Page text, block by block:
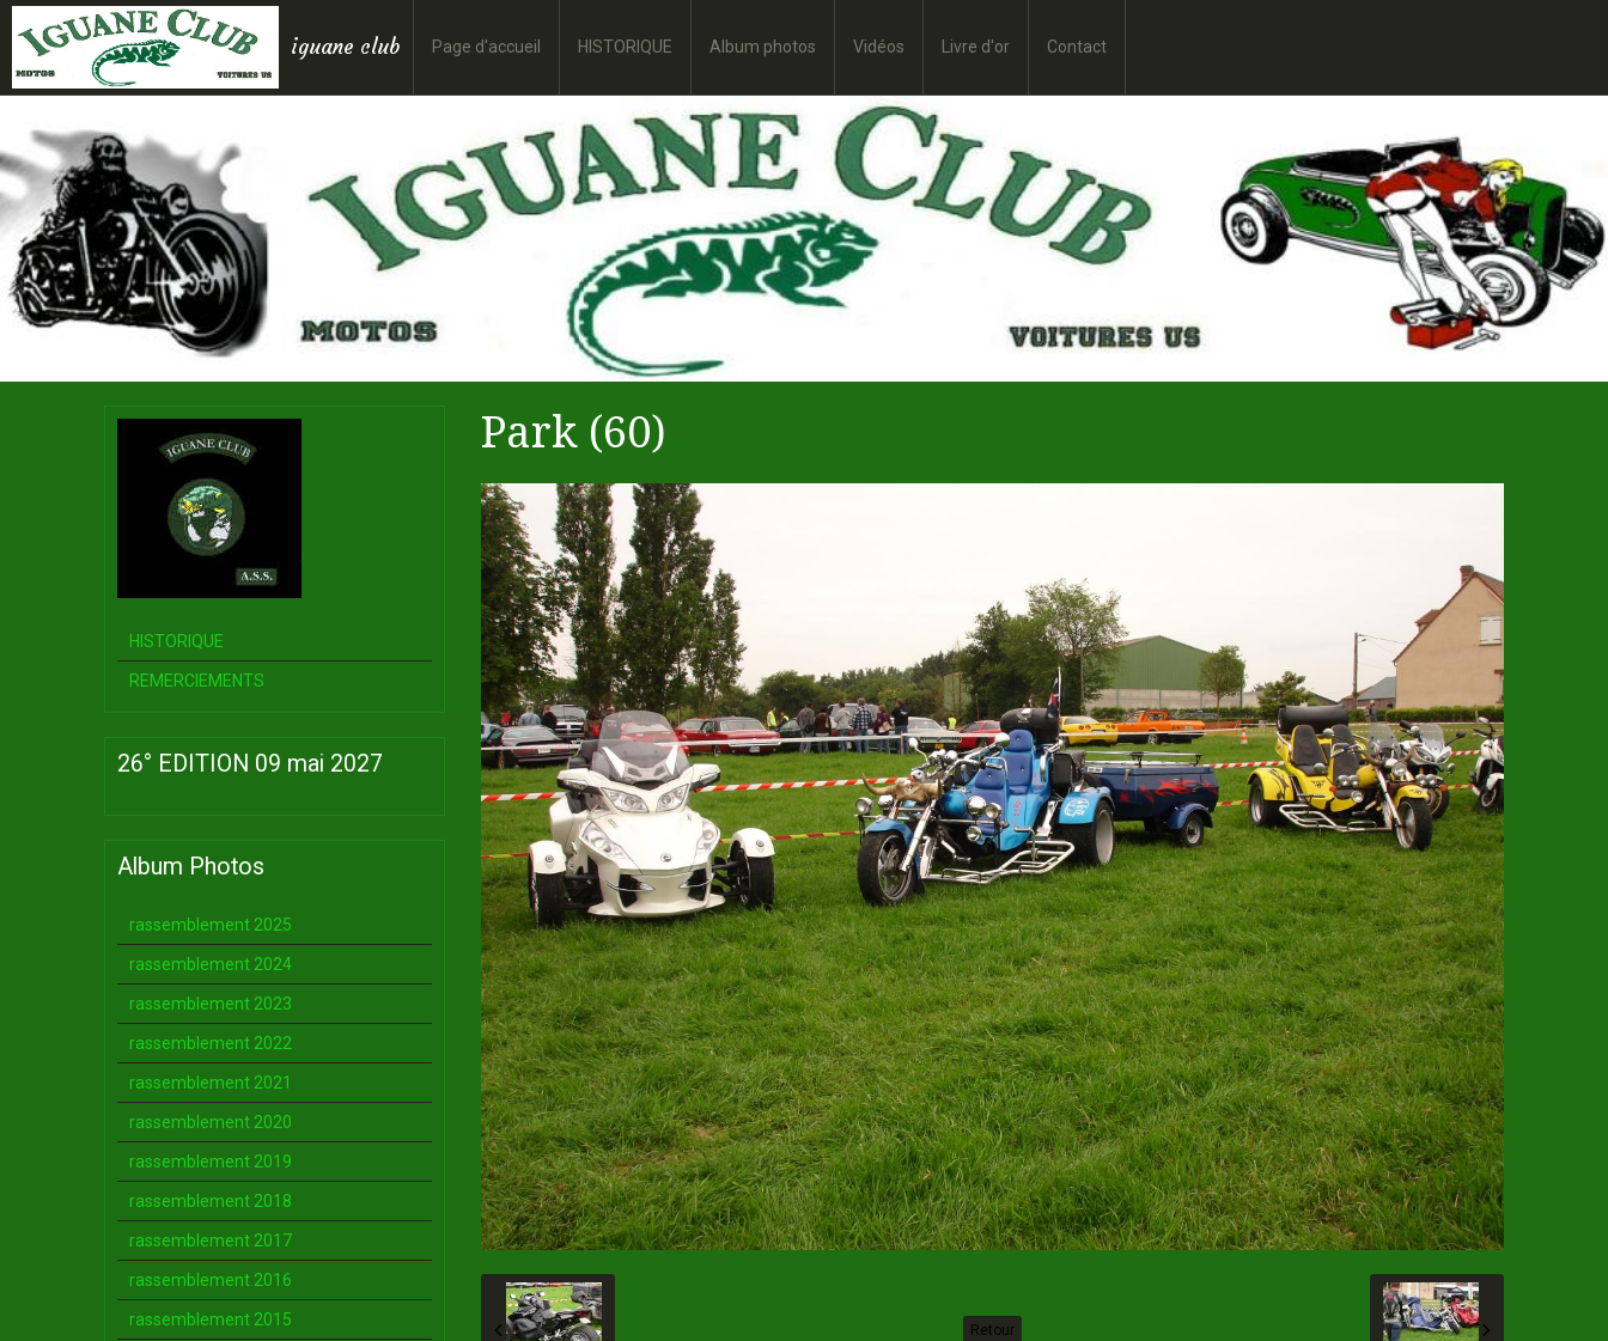
iguane club Page d'accueil HISTORIQUE Album photos Vidéos Livre d'or Contact
Park (60)
Retour
HISTORIQUE
REMERCIEMENTS
26° EDITION 09 mai 2027
Album Photos
rassemblement 2025
rassemblement 2024
rassemblement 2023
rassemblement 2022
rassemblement 2021
rassemblement 2020
rassemblement 2019
rassemblement 2018
rassemblement 2017
rassemblement 2016
rassemblement 2015